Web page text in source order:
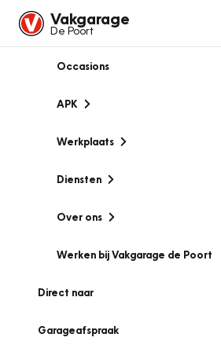
Vakgarage
De Poort
Occasions
APK
Werkplaats
Diensten
Over ons
Werken bij Vakgarage de Poort
Direct naar
Garageafspraak